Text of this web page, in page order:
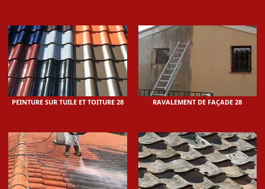
PEINTURE SUR TUILE ET TOITURE 28 RAVALEMENT DE FAÇADE 28